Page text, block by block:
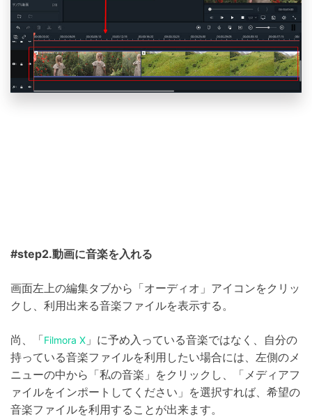
#step2.動画に音楽を入れる
画面左上の編集タブから「オーディオ」アイコンをクリッ
クし、利用出来る音楽ファイルを表示する。
尚、「Filmora X 」に予め入っている音楽ではなく、自分の
持っている音楽ファイルを利用したい場合には、左側のメ
ニューの中から「私の音楽」をクリックし、「メディアフ
ァイルをインポートしてください」を選択すれば、希望の
音楽ファイルを利用することが出来ます。